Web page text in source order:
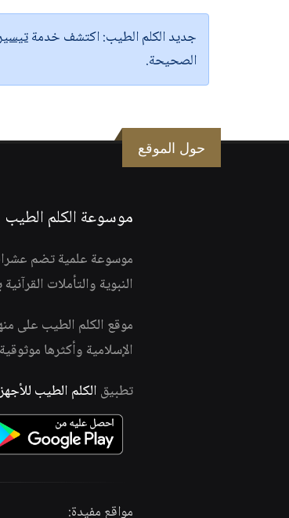
جديد الكلم الطيب:اكتشف خدمة
الصحيحة.
حول الموقع
موسوعة الكلم الطيب
موسوعة علمية تضم عشرات
النبوية والتأملات
موقع الكلم الطيب على
الإسلامية وأكثرها
تطبيقالكلم الطيب
مواقع مفيدة: